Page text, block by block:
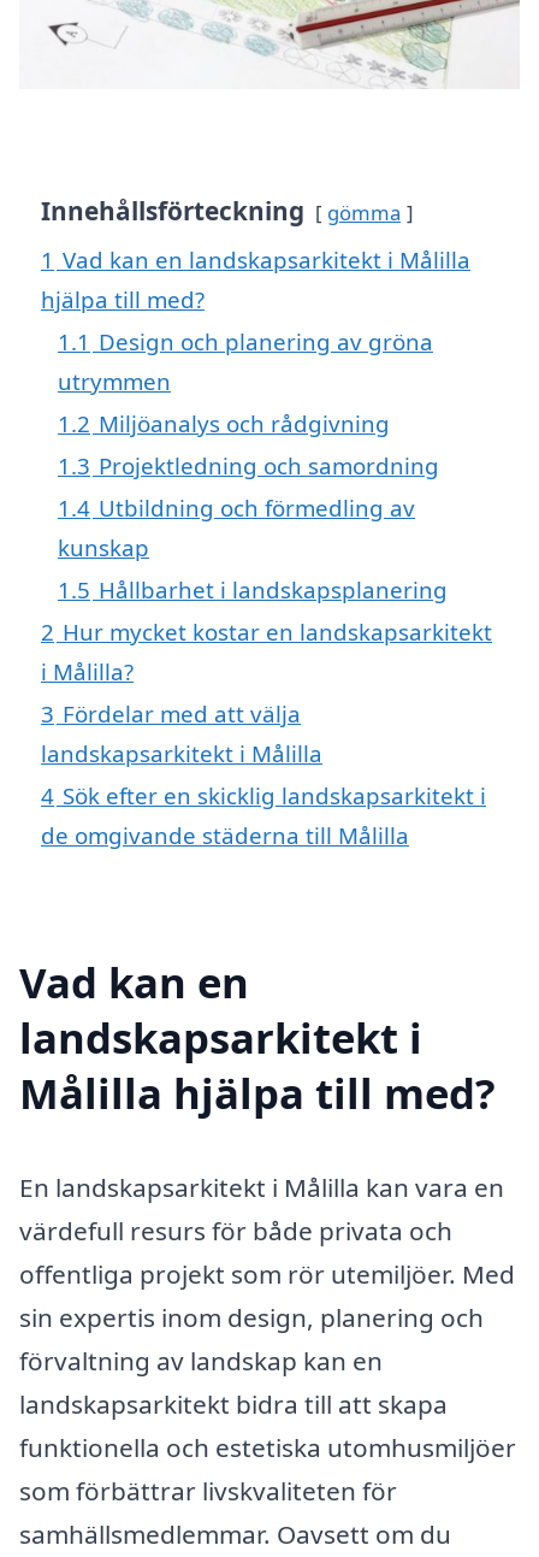
Innehållsförteckning gömma
1 Vad kan en landskapsarkitekt i Målilla
hjälpa till med?
1.1 Design och planering av gröna
utrymmen
1.2 Miljöanalys och rådgivning
1.3 Projektledning och samordning
1.4 Utbildning och förmedling av
kunskap
1.5 Hållbarhet i landskapsplanering
2 Hur mycket kostar en landskapsarkitekt
i Målilla?
3 Fördelar med att välja
landskapsarkitekt i Målilla
4 Sök efter en skicklig landskapsarkitekt i
de omgivande städerna till Målilla
Vad kan en
landskapsarkitekt i
Målilla hjälpa till med?
En landskapsarkitekt i Målilla kan vara en
värdefull resurs för både privata och
offentliga projekt som rör utemiljöer. Med
sin expertis inom design, planering och
förvaltning av landskap kan en
landskapsarkitekt bidra till att skapa
funktionella och estetiska utomhusmiljöer
som förbättrar livskvaliteten för
samhällsmedlemmar. Oavsett om du